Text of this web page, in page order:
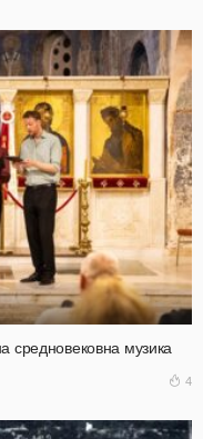
средновековна музика
4